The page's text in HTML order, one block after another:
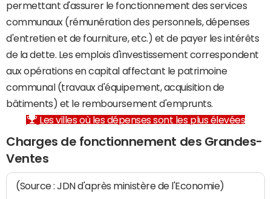
permettant d'assurer le fonctionnement des services
communaux (rémunération des personnels, dépenses
d'entretien et de fourniture, etc.) et de payer les intérêts
de la dette. Les emplois d'investissement correspondent
aux opérations en capital affectant le patrimoine
communal (travaux d'équipement, acquisition de
bâtiments) et le remboursement d'emprunts.
Les villes où les dépenses sont les plus élevées
Charges de fonctionnement des Grandes-
Ventes
(Source : JDN d'après ministère de l'Economie)